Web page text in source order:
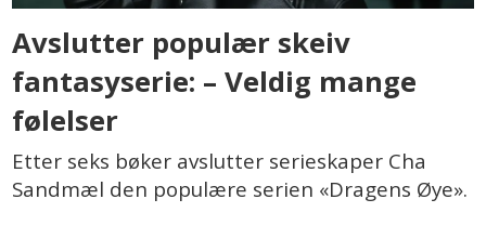
Avslutter populær skeiv
fantasyserie: – Veldig mange
følelser
Etter seks bøker avslutter serieskaper Cha
Sandmæl den populære serien «Dragens Øye».